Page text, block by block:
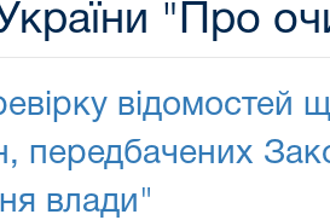
"Про
відомостей
передбачених
влади"